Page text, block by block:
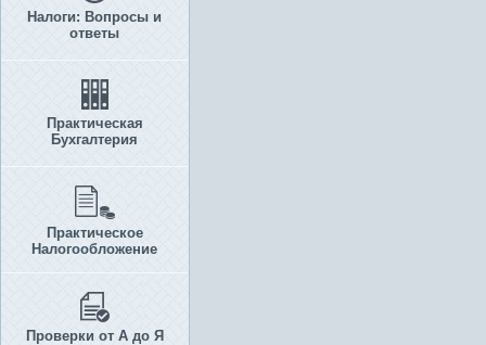
Налоги: Вопросы и
ответы
Практическая
Бухгалтерия
Практическое
Налогообложение
Проверки от А до Я